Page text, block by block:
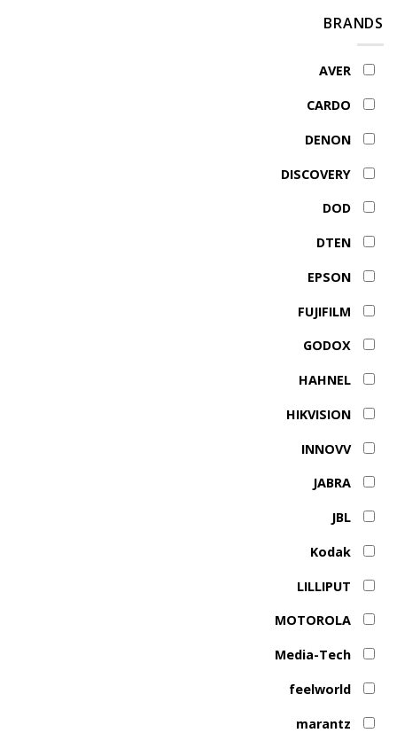
BRANDS
AVER
CARDO
DENON
DISCOVERY
DOD
DTEN
EPSON
FUJIFILM
GODOX
HAHNEL
HIKVISION
INNOVV
JABRA
JBL
Kodak
LILLIPUT
MOTOROLA
Media-Tech
feelworld
marantz